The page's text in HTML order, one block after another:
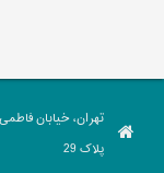
تهران، خیابان
پلاک 29